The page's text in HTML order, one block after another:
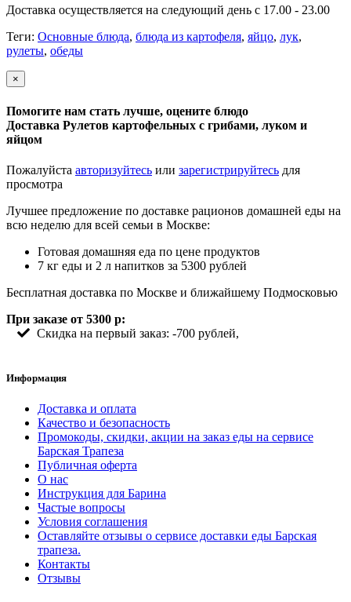
Доставка осуществляется на следующий день с 17.00 - 23.00
Теги: Основные блюда, блюда из картофеля, яйцо, лук,
рулеты, обеды
×
Помогите нам стать лучше, оцените блюдо
Доставка Рулетов картофельных с грибами, луком и
яйцом
Пожалуйста авторизуйтесь или зарегистрируйтесь для
просмотра
Лучшее предложение по доставке рационов домашней еды на
всю неделю для всей семьи в Москве:
Готовая домашняя еда по цене продуктов
7 кг еды и 2 л напитков за 5300 рублей
Бесплатная доставка по Москве и ближайшему Подмосковью
При заказе от 5300 р:
Скидка на первый заказ: -700 рублей,
Информация
Доставка и оплата
Качество и безопасность
Промокоды, скидки, акции на заказ еды на сервисе
Барская Трапеза
Публичная оферта
О нас
Инструкция для Барина
Частые вопросы
Условия соглашения
Оставляйте отзывы о сервисе доставки еды Барская
трапеза.
Контакты
Отзывы